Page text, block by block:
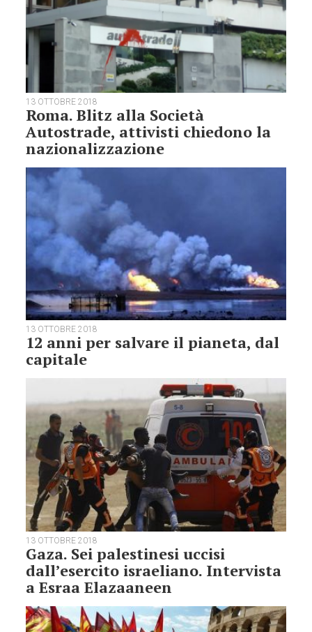
13 OTTOBRE 2018
Roma. Blitz alla Società
Autostrade, attivisti chiedono la
nazionalizzazione
13 OTTOBRE 2018
12 anni per salvare il pianeta, dal
capitale
13 OTTOBRE 2018
Gaza. Sei palestinesi uccisi
dall’esercito israeliano. Intervista
a Esraa Elazaaneen